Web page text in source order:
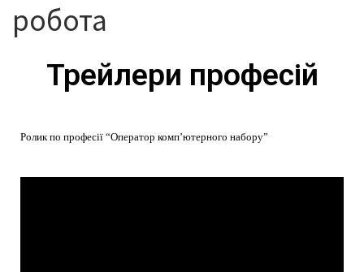
робота
Трейлери професій
Ролик по професії “Оператор комп’ютерного набору”